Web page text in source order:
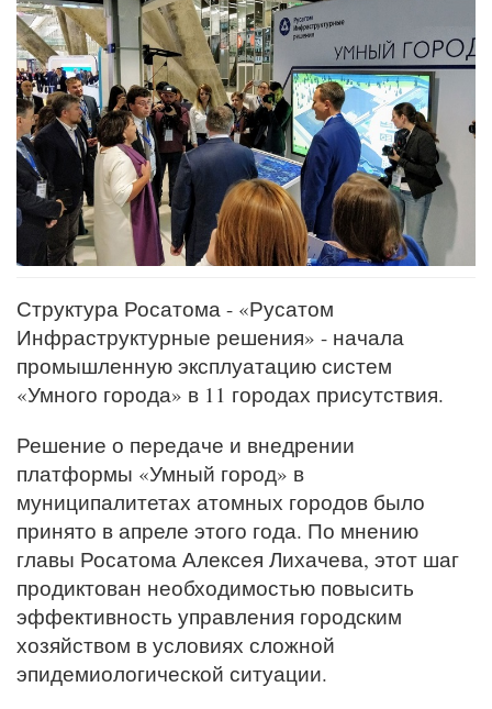
Структура Росатома - «Русатом
Инфраструктурные решения» - начала
промышленную эксплуатацию систем
«Умного города» в 11 городах присутствия.
Решение о передаче и внедрении
платформы «Умный город» в
муниципалитетах атомных городов было
принято в апреле этого года. По мнению
главы Росатома Алексея Лихачева, этот шаг
продиктован необходимостью повысить
эффективность управления городским
хозяйством в условиях сложной
эпидемиологической ситуации.